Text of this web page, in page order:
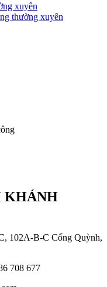
xuyên
thường xuyên
KHÁNH
102A-B-C Cống Quỳnh,
708 677